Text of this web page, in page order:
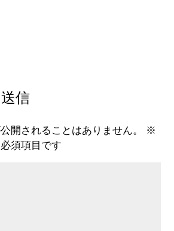
信
開されることはありません。
※
須項目です